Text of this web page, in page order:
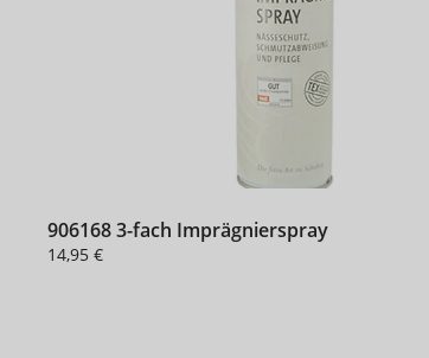
906168 3-fach Imprägnierspray
14,95 €